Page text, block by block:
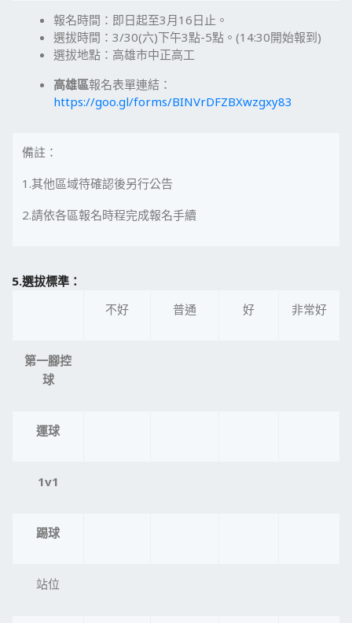
報名時間：即日起至3月16日止。
選拔時間：3/30(六)下午3點-5點。(14:30開始報到)
選拔地點：高雄市中正高工
高雄區報名表單連結：
https://goo.gl/forms/BINVrDFZBXwzgxy83
備註：
1.其他區域待確認後另行公告
2.請依各區報名時程完成報名手續
5.選拔標準：
不好
普通 好 非常好
第一腳控
球
運球
1v1
踢球
站位